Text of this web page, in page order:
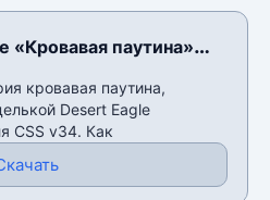
«Кровавая паутина»
кровавая паутина,
Desert Eagle
CSS v34. Как